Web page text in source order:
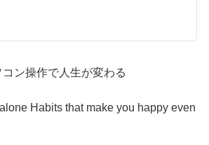
ン操作で人生が変わる
Habits that make you happy even